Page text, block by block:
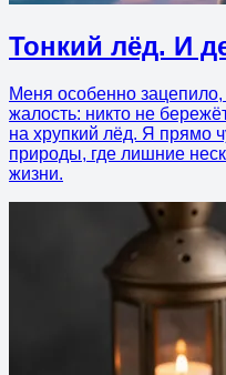
Тонкий лёд. И
Меня особенно
жалость: никто не
на хрупкий лёд. Я прямо
природы, где лишние
жизни.